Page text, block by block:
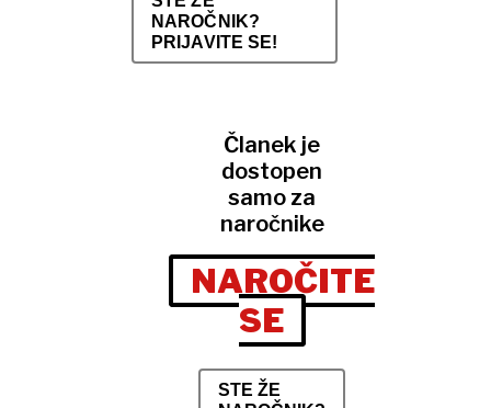
NAROČNIK?
PRIJAVITE SE!
Članek je
dostopen
samo za
naročnike
NAROČITE
SE
STE ŽE